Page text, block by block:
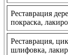
Реставрация
покраска,
Реставрация,
шлифовка,